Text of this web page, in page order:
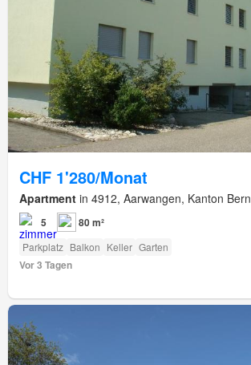
CHF 1'280/Monat
Apartment in 4912, Aarwangen, Kanton Bern
5 80 m²
Parkplatz Balkon Keller Garten
Vor 3 Tagen